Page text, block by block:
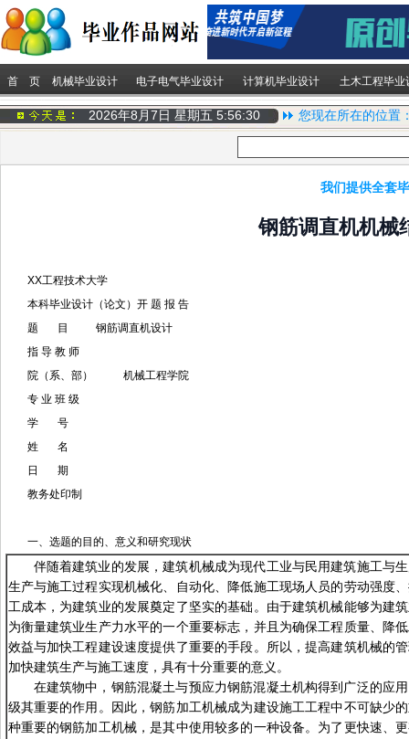
首 页 机械毕业设计 电子电气毕业设计 计算机毕业设计 土木工程毕业
2026年8月7日 星期五 5:56:30 您现在所在的位置
我们提供全套
钢筋调直机机械
XX工程技术大学
本科毕业设计（论文）开 题 报 告
题 目 钢筋调直机设计
指 导 教 师
院（系、部） 机械工程学院
专 业 班 级
学 号
姓 名
日 期
教务处印制
一、选题的目的、意义和研究现状
伴随着建筑业的发展，建筑机械成为现代工业与民用建筑施工与
生产与施工过程实现机械化、自动化、降低施工现场人员的劳动强度
工成本，为建筑业的发展奠定了坚实的基础。由于建筑机械能够为建
为衡量建筑业生产力水平的一个重要标志，并且为确保工程质量、降
效益与加快工程建设速度提供了重要的手段。所以，提高建筑机械的
加快建筑生产与施工速度，具有十分重要的意义。
在建筑物中，钢筋混凝土与预应力钢筋混凝土机构得到广泛的应
级其重要的作用。因此，钢筋加工机械成为建设施工工程中不可缺少
种重要的钢筋加工机械，是其中使用较多的一种设备。为了更快速、